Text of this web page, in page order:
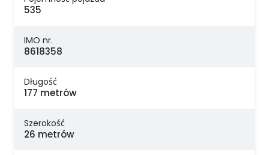
535
IMO nr.
8618358
Długość
177 metrów
Szerokość
26 metrów